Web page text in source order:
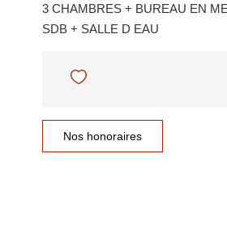
3 CHAMBRES + BUREAU EN
SDB + SALLE D EAU
Nos honoraires